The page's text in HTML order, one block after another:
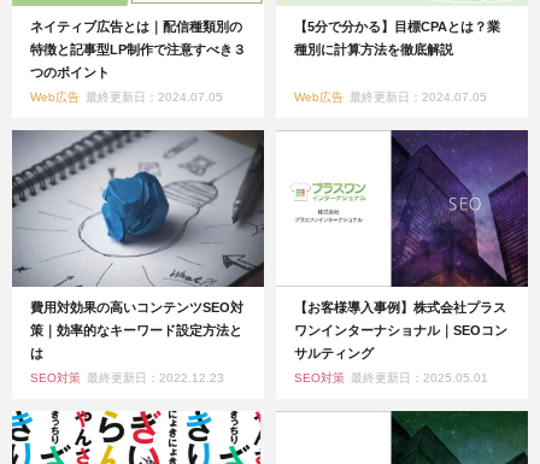
ネイティブ広告とは｜配信種類別の
特徴と記事型LP制作で注意すべき３
つのポイント
Web広告 最終更新日：2024.07.05
【5分で分かる】目標CPAとは？業
種別に計算方法を徹底解説
Web広告 最終更新日：2024.07.05
費用対効果の高いコンテンツSEO対
策｜効率的なキーワード設定方法と
は
SEO対策 最終更新日：2022.12.23
【お客様導入事例】株式会社プラス
ワンインターナショナル｜SEOコン
サルティング
SEO対策 最終更新日：2025.05.01